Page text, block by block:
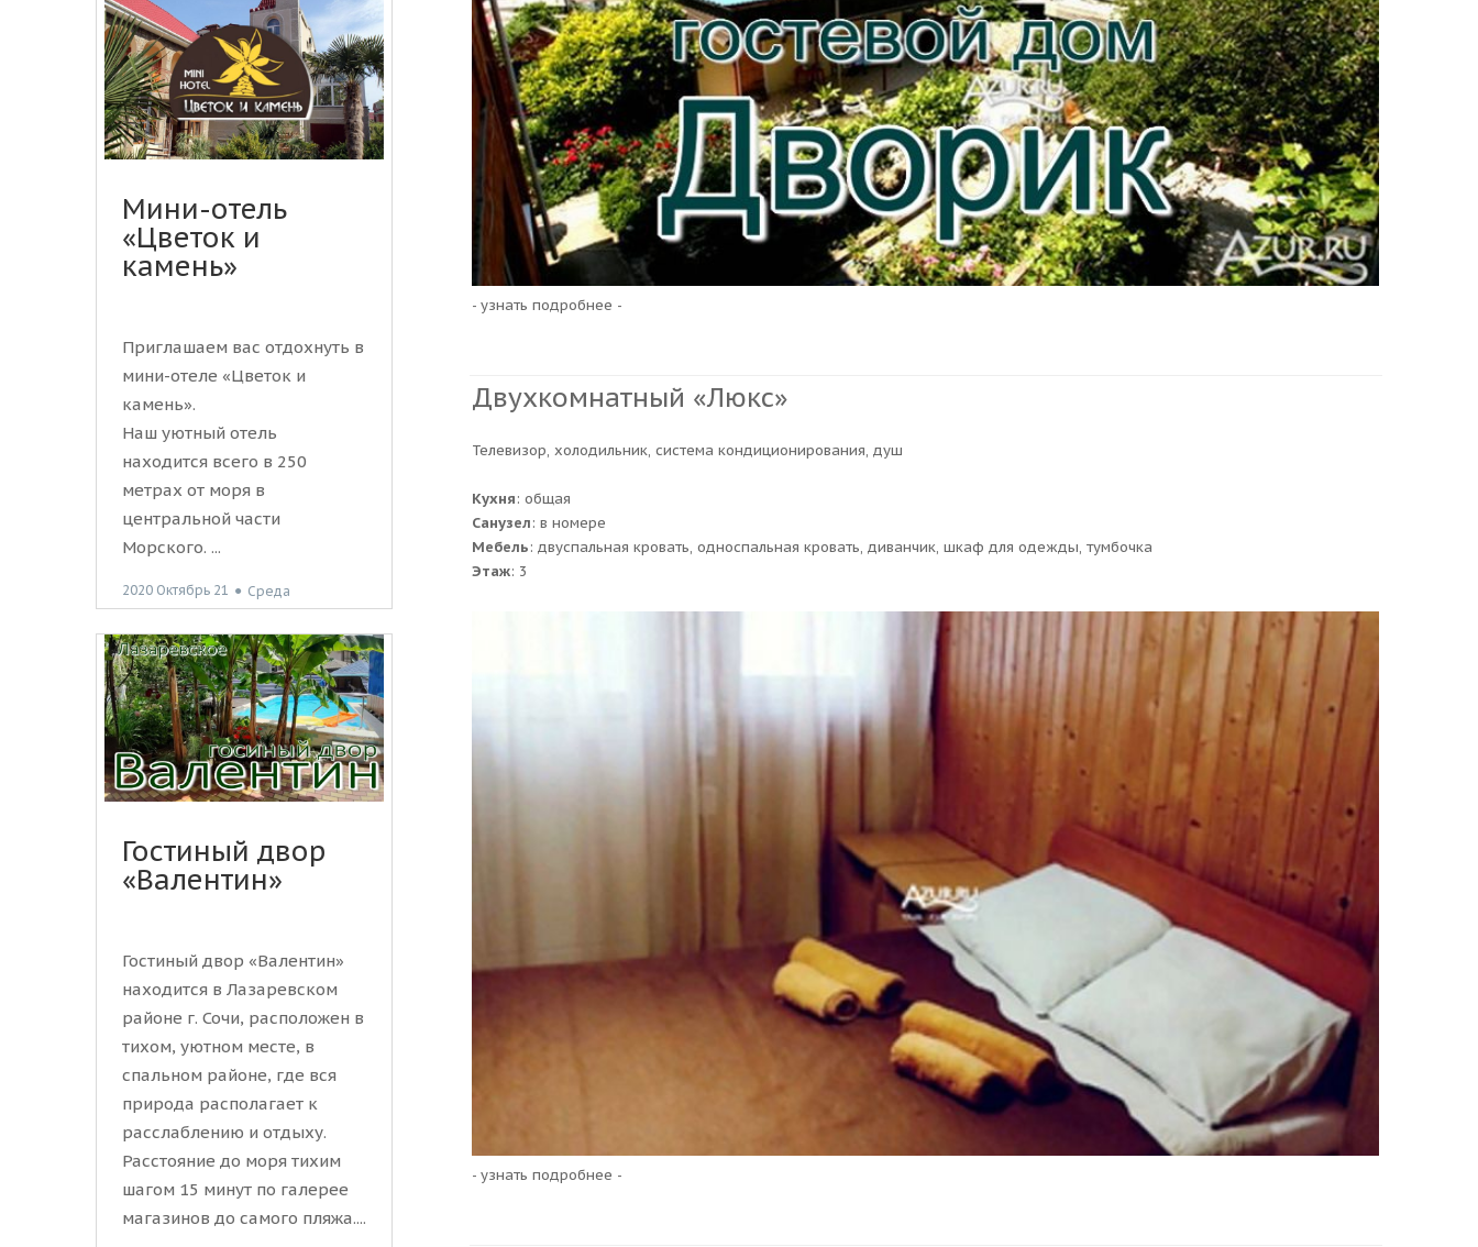
- узнать подробнее -
Двухкомнатный «Люкс»
Телевизор, холодильник, система кондиционирования, душ
Кухня: общая
Санузел: в номере
Мебель: двуспальная кровать, односпальная кровать, диванчик, шкаф для одежды, тумбочка
Этаж: 3
- узнать подробнее -
Мини-отель
«Цветок и
камень»
Приглашаем вас отдохнуть в
мини-отеле «Цветок и
камень».
Наш уютный отель
находится всего в 250
метрах от моря в
центральной части
Морского. ...
2020 Октябрь 21 ● Среда
Гостиный двор
«Валентин»
Гостиный двор «Валентин»
находится в Лазаревском
районе г. Сочи, расположен в
тихом, уютном месте, в
спальном районе, где вся
природа располагает к
расслаблению и отдыху.
Расстояние до моря тихим
шагом 15 минут по галерее
магазинов до самого пляжа....